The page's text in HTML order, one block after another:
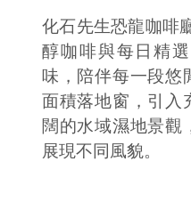
化石先生恐龍咖啡
醇咖啡與每日精
味，陪伴每一段悠
面積落地窗，引入
闊的水域濕地景觀
展現不同風貌。